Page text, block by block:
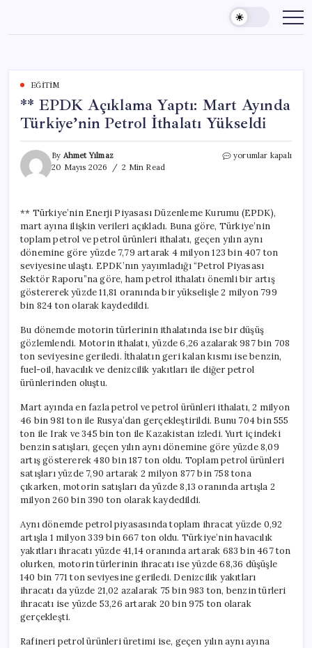
content
EĞITIM
** EPDK Açıklama Yaptı: Mart Ayında
Türkiye’nin Petrol İthalatı Yükseldi
By Ahmet Yılmaz
20 Mayıs 2026
2 Min Read
**
Ayında
Türkiye’nin
Petrol
İthalatı
Yükseldi
için
yorumlar kapalı
** Türkiye’nin Enerji Piyasası Düzenleme Kurumu (EPDK),
mart ayına ilişkin verileri açıkladı. Buna göre, Türkiye’nin
toplam petrol ve petrol ürünleri ithalatı, geçen yılın aynı
dönemine göre yüzde 7,79 artarak 4 milyon 123 bin 407 ton
seviyesine ulaştı. EPDK’nın yayımladığı “Petrol Piyasası
Sektör Raporu”na göre, ham petrol ithalatı önemli bir artış
göstererek yüzde 11,81 oranında bir yükselişle 2 milyon 799
bin 824 ton olarak kaydedildi.
Bu dönemde motorin türlerinin ithalatında ise bir düşüş
gözlemlendi. Motorin ithalatı, yüzde 6,26 azalarak 987 bin 708
ton seviyesine geriledi. İthalatın geri kalan kısmı ise benzin,
fuel-oil, havacılık ve denizcilik yakıtları ile diğer petrol
ürünlerinden oluştu.
Mart ayında en fazla petrol ve petrol ürünleri ithalatı, 2 milyon
46 bin 981 ton ile Rusya’dan gerçekleştirildi. Bunu 704 bin 555
ton ile Irak ve 345 bin ton ile Kazakistan izledi. Yurt içindeki
benzin satışları, geçen yılın aynı dönemine göre yüzde 8,09
artış göstererek 480 bin 187 ton oldu. Toplam petrol ürünleri
satışları yüzde 7,90 artarak 2 milyon 877 bin 758 tona
çıkarken, motorin satışları da yüzde 8,13 oranında artışla 2
milyon 260 bin 390 ton olarak kaydedildi.
Aynı dönemde petrol piyasasında toplam ihracat yüzde 0,92
artışla 1 milyon 339 bin 667 ton oldu. Türkiye’nin havacılık
yakıtları ihracatı yüzde 41,14 oranında artarak 683 bin 467 ton
olurken, motorin türlerinin ihracatı ise yüzde 68,36 düşüşle
140 bin 771 ton seviyesine geriledi. Denizcilik yakıtları
ihracatı da yüzde 21,02 azalarak 75 bin 983 ton, benzin türleri
ihracatı ise yüzde 53,26 artarak 20 bin 975 ton olarak
gerçekleşti.
Rafineri petrol ürünleri üretimi ise, geçen yılın aynı ayına